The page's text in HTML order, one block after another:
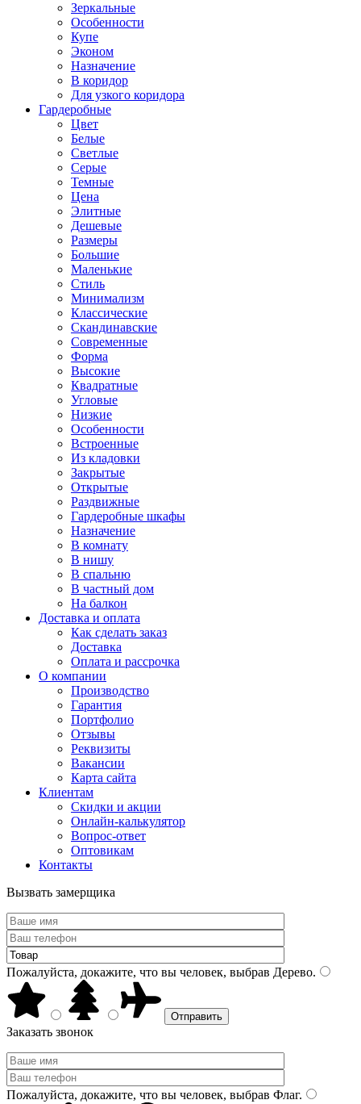
Зеркальные
Особенности
Купе
Эконом
Назначение
В коридор
Для узкого коридора
Гардеробные
Цвет
Белые
Светлые
Серые
Темные
Цена
Элитные
Дешевые
Размеры
Большие
Маленькие
Стиль
Минимализм
Классические
Скандинавские
Современные
Форма
Высокие
Квадратные
Угловые
Низкие
Особенности
Встроенные
Из кладовки
Закрытые
Открытые
Раздвижные
Гардеробные шкафы
Назначение
В комнату
В нишу
В спальню
В частный дом
На балкон
Доставка и оплата
Как сделать заказ
Доставка
Оплата и рассрочка
О компании
Производство
Гарантия
Портфолио
Отзывы
Реквизиты
Вакансии
Карта сайта
Клиентам
Скидки и акции
Онлайн-калькулятор
Вопрос-ответ
Оптовикам
Контакты
Вызвать замерщика
Пожалуйста, докажите, что вы человек, выбрав Дерево.
Заказать звонок
Пожалуйста, докажите, что вы человек, выбрав Флаг.